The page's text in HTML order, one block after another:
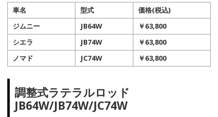
車名 型式
価格(税込)
ジムニー
JB64W
￥63,800
シエラ
JB74W
￥63,800
ノマド
JC74W ￥63,800
調整式ラテラルロッド
JB64W/JB74W/JC74W